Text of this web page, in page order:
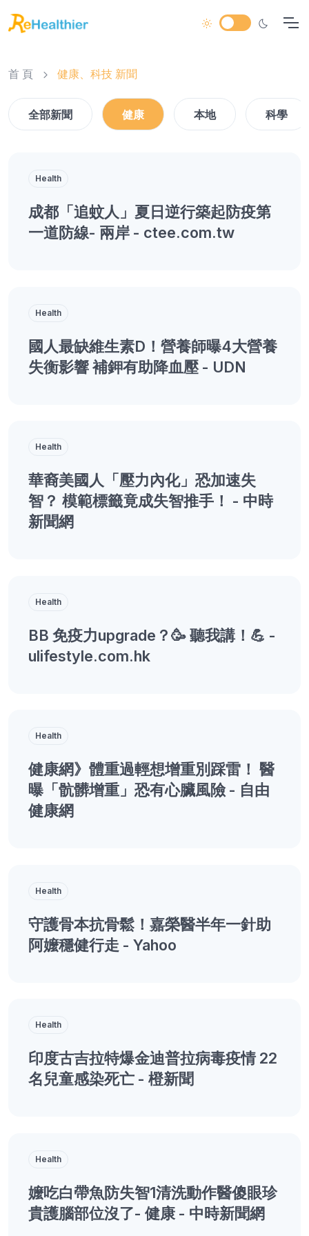
首 頁 健康、科技 新聞
全部新聞 健康 本地 科學
Health
成都「追蚊人」夏日逆行築起防疫第
一道防線- 兩岸 - ctee.com.tw
Health
國人最缺維生素D！營養師曝4大營養
失衡影響 補鉀有助降血壓 - UDN
Health
華裔美國人「壓力內化」恐加速失
智？ 模範標籤竟成失智推手！ - 中時
新聞網
Health
BB 免疫力upgrade？🥳 聽我講！💪 -
ulifestyle.com.hk
Health
健康網》體重過輕想增重別踩雷！ 醫
曝「骯髒增重」恐有心臟風險 - 自由
健康網
Health
守護骨本抗骨鬆！嘉榮醫半年一針助
阿嬤穩健行走 - Yahoo
Health
印度古吉拉特爆金迪普拉病毒疫情 22
名兒童感染死亡 - 橙新聞
Health
嬤吃白帶魚防失智1清洗動作醫傻眼珍
貴護腦部位沒了- 健康 - 中時新聞網